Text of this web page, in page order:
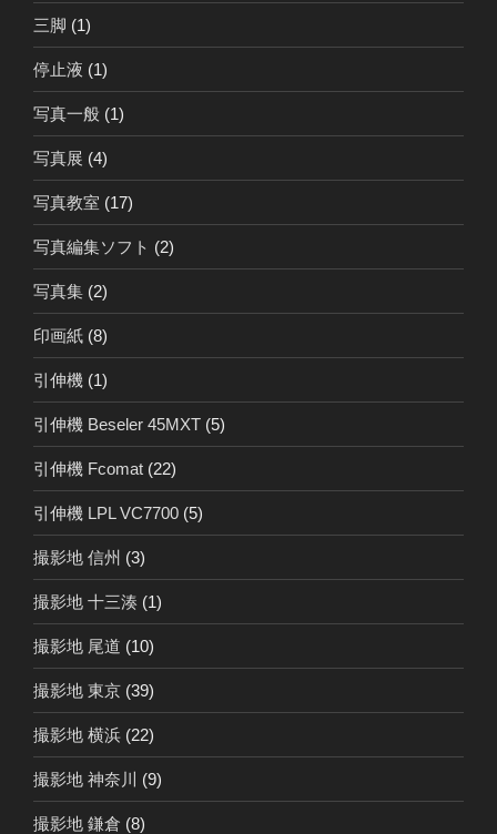
三脚 (1)
停止液 (1)
写真一般 (1)
写真展 (4)
写真教室 (17)
写真編集ソフト (2)
写真集 (2)
印画紙 (8)
引伸機 (1)
引伸機 Beseler 45MXT (5)
引伸機 Fcomat (22)
引伸機 LPL VC7700 (5)
撮影地 信州 (3)
撮影地 十三湊 (1)
撮影地 尾道 (10)
撮影地 東京 (39)
撮影地 横浜 (22)
撮影地 神奈川 (9)
撮影地 鎌倉 (8)